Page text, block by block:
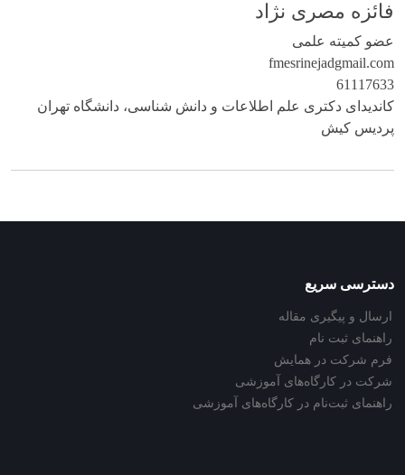
فائزه مصری نژاد
عضو کمیته علمی
fmesrinejadgmail.com
61117633
کاندیدای دکتری علم اطلاعات و دانش شناسی، دانشگاه تهران
پردیس کیش
دسترسی سریع
ارسال و پیگیری مقاله
راهنمای ثبت نام
فرم شرکت در همایش
شرکت در کارگاه‌های آموزشی
راهنمای ثبت‌نام در کارگاه‌های آموزشی